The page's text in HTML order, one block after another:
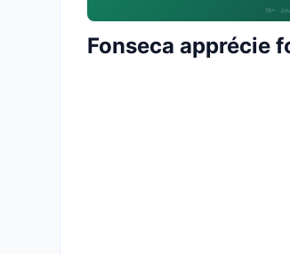
18+ ·
Fonseca apprécie